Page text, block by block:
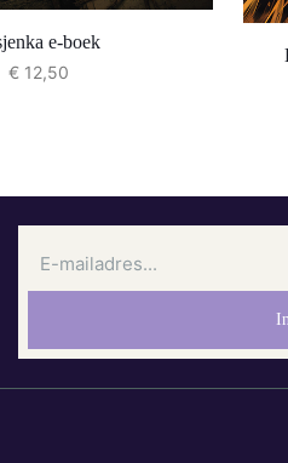
e-boek
€12,50